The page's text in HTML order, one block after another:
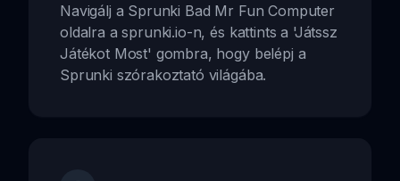
Navigálj a Sprunki Bad Mr Fun Computer
oldalra a sprunki.io-n, és kattints a 'Játssz
Játékot Most' gombra, hogy belépj a
Sprunki szórakoztató világába.